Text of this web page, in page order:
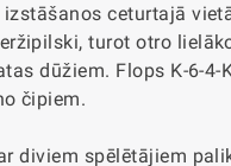
ceturtajā
turot otro
dūžiem. Flops K-6-
čipiem.
diviem spēlētājiem